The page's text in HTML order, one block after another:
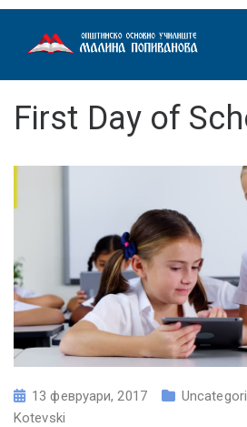
First Day of
13 февруари, 2017
Kotevski